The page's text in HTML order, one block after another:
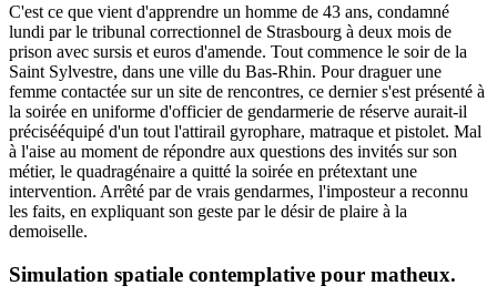
C'est ce que vient d'apprendre un homme de 43 ans, condamné
lundi par le tribunal correctionnel de Strasbourg à deux mois de
prison avec sursis et euros d'amende. Tout commence le soir de la
Saint Sylvestre, dans une ville du Bas-Rhin. Pour draguer une
femme contactée sur un site de rencontres, ce dernier s'est présenté à
la soirée en uniforme d'officier de gendarmerie de réserve aurait-il
précisééquipé d'un tout l'attirail gyrophare, matraque et pistolet. Mal
à l'aise au moment de répondre aux questions des invités sur son
métier, le quadragénaire a quitté la soirée en prétextant une
intervention. Arrêté par de vrais gendarmes, l'imposteur a reconnu
les faits, en expliquant son geste par le désir de plaire à la
demoiselle.
Simulation spatiale contemplative pour matheux.